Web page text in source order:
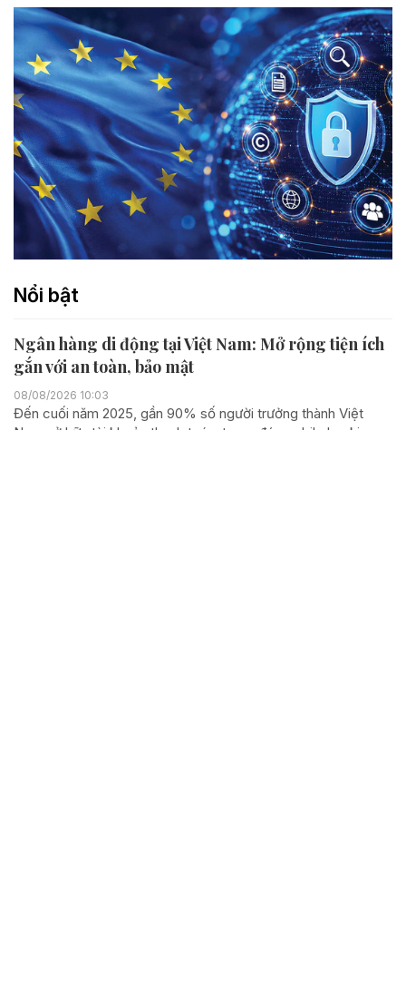
Nổi bật
Ngân hàng di động tại Việt Nam: Mở rộng tiện ích
gắn với an toàn, bảo mật
08/08/2026 10:03
Đến cuối năm 2025, gần 90% số người trưởng thành Việt
Nam sở hữu tài khoản thanh toán, trong đó, mobile banking